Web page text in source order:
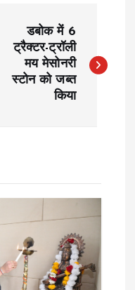
डबोक में 6
ट्रैक्टर-ट्रॉली
मय मेसोनरी
स्टोन को जब्त
किया